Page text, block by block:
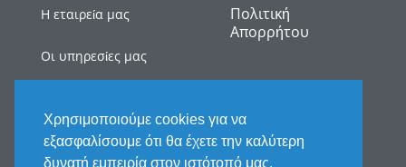
Η εταιρεία μας
Οι υπηρεσίες μας
Νέα
Πολιτική
Απορρήτου
Χρησιμοποιούμε cookies για να
εξασφαλίσουμε ότι θα έχετε την καλύτερη
δυνατή εμπειρία στον ιστότοπό μας.